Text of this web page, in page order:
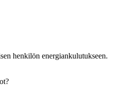
henkilön energiankulutukseen.